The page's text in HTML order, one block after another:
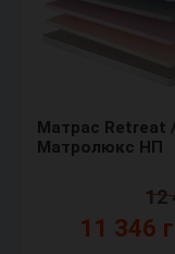
Матрас Retreat
Матролюкс НП
11 346
12